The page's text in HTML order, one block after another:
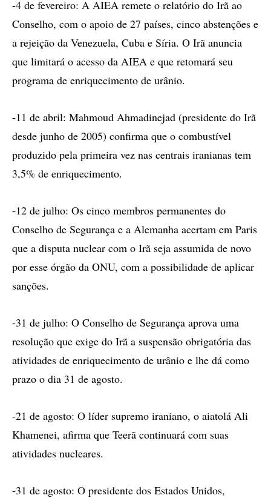
-4 de fevereiro: A AIEA remete o relatório do Irã ao
Conselho, com o apoio de 27 países, cinco abstenções e
a rejeição da Venezuela, Cuba e Síria. O Irã anuncia
que limitará o acesso da AIEA e que retomará seu
programa de enriquecimento de urânio.
-11 de abril: Mahmoud Ahmadinejad (presidente do Irã
desde junho de 2005) confirma que o combustível
produzido pela primeira vez nas centrais iranianas tem
3,5% de enriquecimento.
-12 de julho: Os cinco membros permanentes do
Conselho de Segurança e a Alemanha acertam em Paris
que a disputa nuclear com o Irã seja assumida de novo
por esse órgão da ONU, com a possibilidade de aplicar
sanções.
-31 de julho: O Conselho de Segurança aprova uma
resolução que exige do Irã a suspensão obrigatória das
atividades de enriquecimento de urânio e lhe dá como
prazo o dia 31 de agosto.
-21 de agosto: O líder supremo iraniano, o aiatolá Ali
Khamenei, afirma que Teerã continuará com suas
atividades nucleares.
-31 de agosto: O presidente dos Estados Unidos,